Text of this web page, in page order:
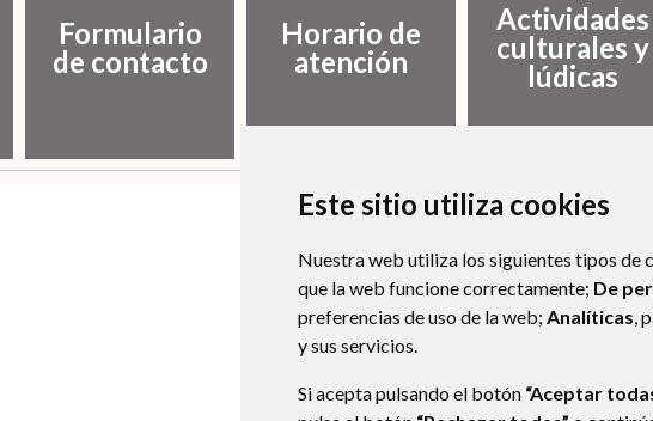
Este sitio utiliza cookies
Nuestra web utiliza los siguientes tipos de
que la web funcione correctamente; De
preferencias de uso de la web; Analíticas,
y sus servicios.
Si acepta pulsando el botón “Aceptar
Formulario
de contacto
Horario de
atención
Actividades
culturales y
lúdicas